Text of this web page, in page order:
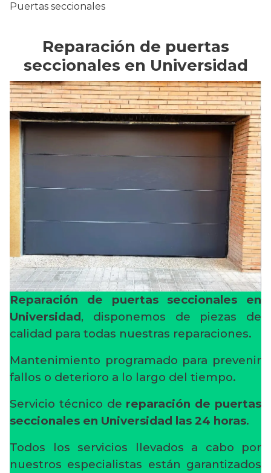
Puertas seccionales
Reparación de puertas
seccionales en Universidad
Reparación de puertas seccionales en
Universidad, disponemos de piezas de
calidad para todas nuestras reparaciones.
Mantenimiento programado para prevenir
fallos o deterioro a lo largo del tiempo.
Servicio técnico de reparación de puertas
seccionales en Universidad las 24 horas.
Todos los servicios llevados a cabo por
nuestros especialistas están garantizados